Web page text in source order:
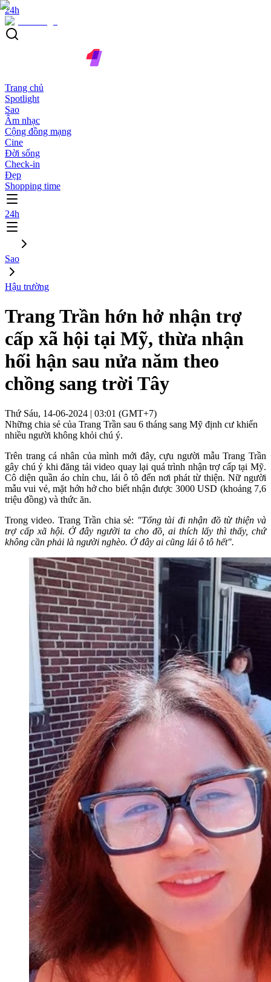
24h
Trang chủ
Spotlight
Sao
Âm nhạc
Cộng đồng mạng
Cine
Đời sống
Check-in
Đẹp
Shopping time
24h
Sao
Hậu trường
Trang Trần hớn hở nhận trợ
cấp xã hội tại Mỹ, thừa nhận
hối hận sau nửa năm theo
chồng sang trời Tây
Thứ Sáu, 14-06-2024 | 03:01 (GMT+7)
Những chia sẻ của Trang Trần sau 6 tháng sang Mỹ định cư khiến
nhiều người không khỏi chú ý.
Trên trang cá nhân của mình mới đây, cựu người mẫu Trang Trần
gây chú ý khi đăng tải video quay lại quá trình nhận trợ cấp tại Mỹ.
Cô diện quần áo chỉn chu, lái ô tô đến nơi phát từ thiện. Nữ người
mẫu vui vẻ, mặt hớn hở cho biết nhận được 3000 USD (khoảng 7,6
triệu đồng) và thức ăn.
Trong video. Trang Trần chia sẻ: "Tổng tài đi nhận đồ từ thiện và
trợ cấp xã hội. Ở đây người ta cho đồ, ai thích lấy thì thấy, chứ
không cần phải là người nghèo. Ở đây ai cũng lái ô tô hết".